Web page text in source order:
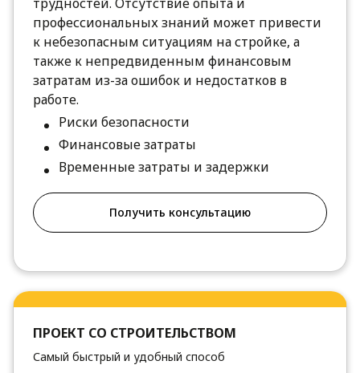
профессиональных знаний может привести
к небезопасным ситуациям на стройке, а
также к непредвиденным финансовым
затратам из-за ошибок и недостатков в
работе.
Риски безопасности
Финансовые затраты
Временные затраты и задержки
Получить консультацию
ПРОЕКТ СО СТРОИТЕЛЬСТВОМ
Самый быстрый и удобный способ